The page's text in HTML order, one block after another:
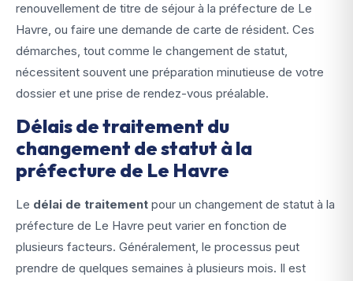
renouvellement de titre de séjour à la préfecture de Le
Havre, ou faire une demande de carte de résident. Ces
démarches, tout comme le changement de statut,
nécessitent souvent une préparation minutieuse de votre
dossier et une prise de rendez-vous préalable.
Délais de traitement du
changement de statut à la
préfecture de Le Havre
Le délai de traitement pour un changement de statut à la
préfecture de Le Havre peut varier en fonction de
plusieurs facteurs. Généralement, le processus peut
prendre de quelques semaines à plusieurs mois. Il est